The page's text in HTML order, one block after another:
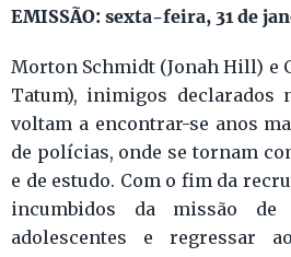
EMISSÃO: sexta-feira, 31 de
Morton Schmidt (Jonah Hill) e
Tatum), inimigos declarados
voltam a encontrar-se anos
de polícias, onde se tornam
e de estudo. Com o fim da
incumbidos da missão de
adolescentes e regressar